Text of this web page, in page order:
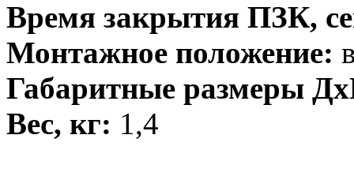
Время закрытия ПЗК,
Монтажное положение:
Габаритные размеры
Вес, кг: 1,4